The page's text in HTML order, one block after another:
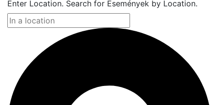
Enter Location. Search for Események by Location.